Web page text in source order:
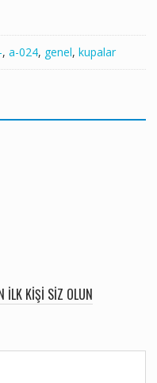
, a-024, genel, kupalar
ILK KIŞI SIZ OLUN